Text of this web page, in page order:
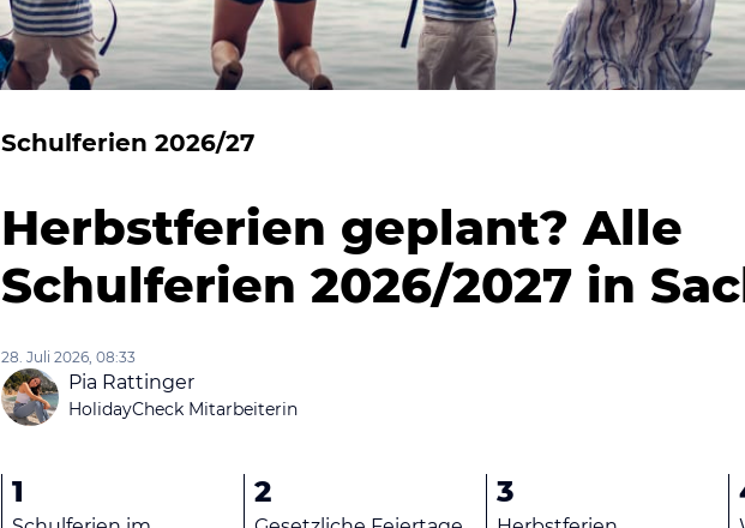
Schulferien 2026/27
Herbstferien geplant? Alle
Schulferien 2026/2027 in
28. Juli 2026, 08:33
Pia Rattinger
HolidayCheck Mitarbeiterin
1 2 3